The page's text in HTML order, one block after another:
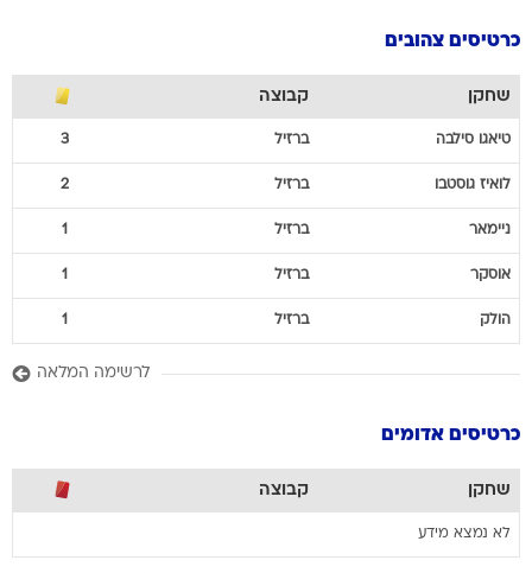
כרטיסים צהובים
שחקן קבוצה
טיאגו סילבה ברזיל 3
לואיז גוסטבו ברזיל 2
ניימאר ברזיל 1
אוסקר ברזיל 1
הולק ברזיל 1
לרשימה המלאה
כרטיסים אדומים
שחקן קבוצה
לא נמצא מידע